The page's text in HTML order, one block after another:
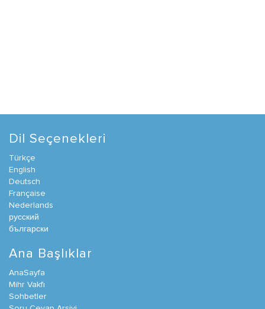
Dil Seçenekleri
Türkçe
English
Deutsch
Française
Nederlands
русский
български
Ana Başlıklar
AnaSayfa
Mihr Vakfı
Sohbetler